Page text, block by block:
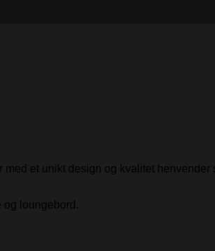
et unikt design og kvalitet
og loungebord.